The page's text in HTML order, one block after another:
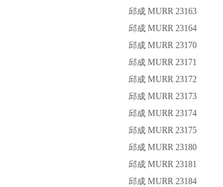
邱成 MURR 23163
邱成 MURR 23164
邱成 MURR 23170
邱成 MURR 23171
邱成 MURR 23172
邱成 MURR 23173
邱成 MURR 23174
邱成 MURR 23175
邱成 MURR 23180
邱成 MURR 23181
邱成 MURR 23184